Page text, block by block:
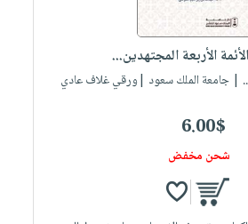
الأربعة المجتهدين...
| جامعة الملك سعود |ورقي غلاف عادي
6.00$
شحن مخفض